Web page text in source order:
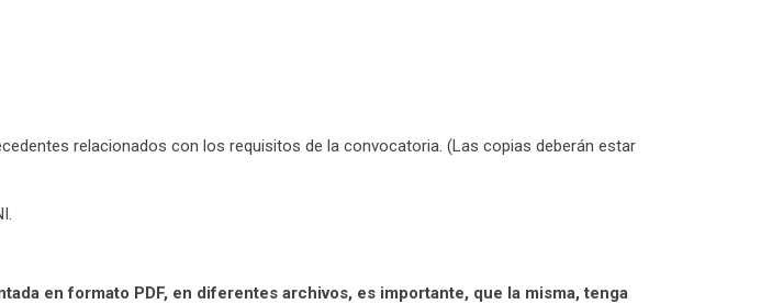
relacionados con los requisitos de la convocatoria. (Las copias deberán estar
en formato PDF, en diferentes archivos, es importante, que la misma, tenga